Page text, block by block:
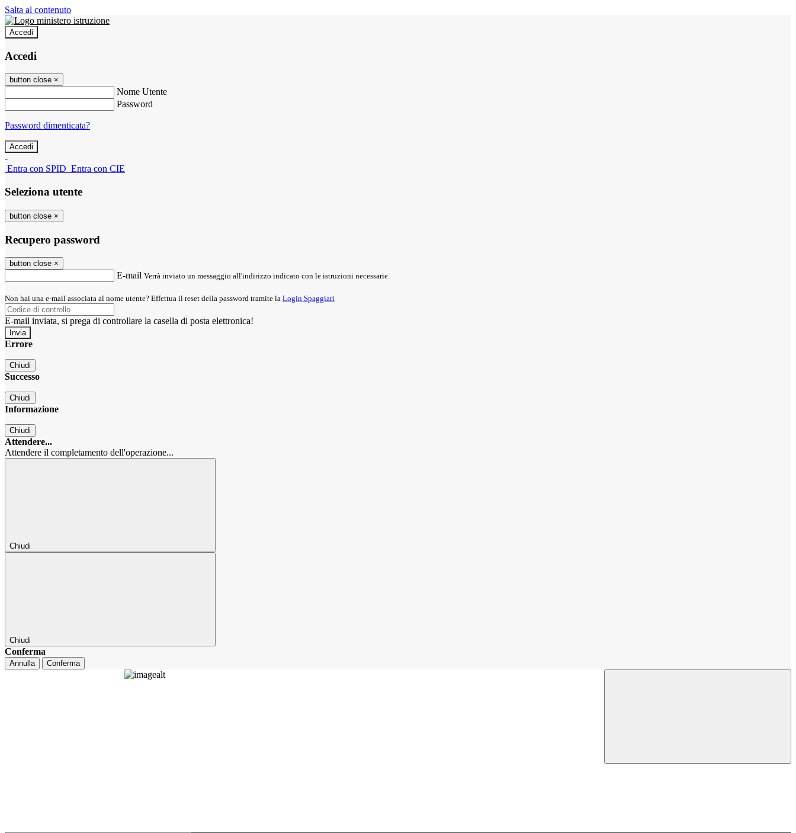
Salta al contenuto
Accedi
Accedi
button close ×
Nome Utente
Password
Password dimenticata?
-
Entra con SPID Entra con CIE
Seleziona utente
button close ×
Recupero password
button close ×
E-mail Verrà inviato un messaggio all'indirizzo indicato con le istruzioni necessarie.
Non hai una e-mail associata al nome utente? Effettua il reset della password tramite la Login Spaggiari
E-mail inviata, si prega di controllare la casella di posta elettronica!
Errore
Chiudi
Successo
Chiudi
Informazione
Chiudi
Attendere...
Attendere il completamento dell'operazione...
Chiudi
Chiudi
Conferma
Annulla Conferma